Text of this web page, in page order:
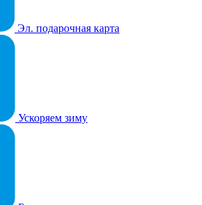
Эл. подарочная карта
Ускоряем зиму